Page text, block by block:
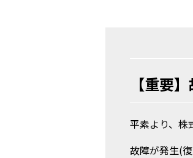
【重要
平素より、株
故障が発生(